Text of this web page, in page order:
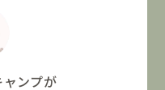
ンプが